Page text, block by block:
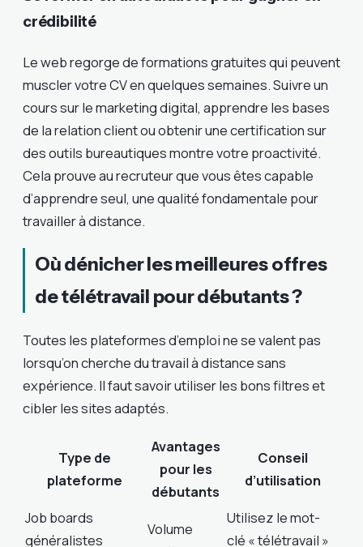
crédibilité
Le web regorge de formations gratuites qui peuvent
muscler votre CV en quelques semaines. Suivre un
cours sur le marketing digital, apprendre les bases
de la relation client ou obtenir une certification sur
des outils bureautiques montre votre proactivité.
Cela prouve au recruteur que vous êtes capable
d’apprendre seul, une qualité fondamentale pour
travailler à distance.
Où dénicher les meilleures offres
de télétravail pour débutants ?
Toutes les plateformes d’emploi ne se valent pas
lorsqu’on cherche du travail à distance sans
expérience. Il faut savoir utiliser les bons filtres et
cibler les sites adaptés.
Type de
plateforme
Avantages
pour les
débutants
Conseil
d’utilisation
Job boards
généralistes
Volume
Utilisez le mot-
clé « télétravail »